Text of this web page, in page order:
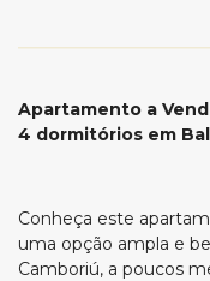
Apartamento a
4 dormitórios em
Conheça este
uma opção ampla e
Camboriú, a poucos